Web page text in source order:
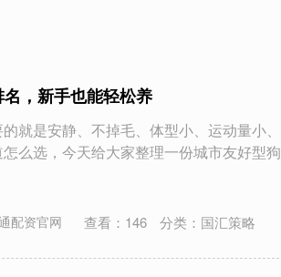
，新手也能轻松养
就是安静、不掉毛、体型小、运动量小、
么选，今天给大家整理一份城市友好型狗
配资官网 查看： 146 分类： 国汇策略